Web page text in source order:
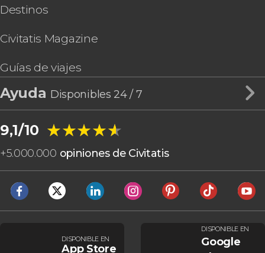
Destinos
Civitatis Magazine
Guías de viajes
Ayuda Disponibles 24 / 7
9,1/10 ★★★★★
★★★★★
+5.000.000 opiniones de Civitatis
DISPONIBLE EN
App Store
DISPONIBLE EN
Google